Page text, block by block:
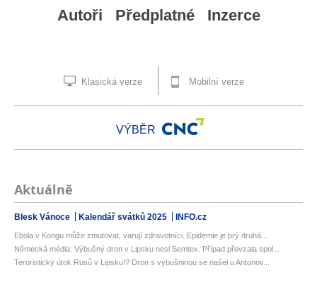
Autoři Předplatné Inzerce
Klasická verze Mobilní verze
VÝBĚR
Aktuálně
Blesk Vánoce Kalendář svátků 2025 INFO.cz
Ebola v Kongu může zmutovat, varují zdravotníci. Epidemie je prý druhá...
Německá média: Výbušný dron v Lipsku nesl Semtex. Případ převzala spol...
Teroristický útok Rusů v Lipsku!? Dron s výbušninou se našel u Antonov...